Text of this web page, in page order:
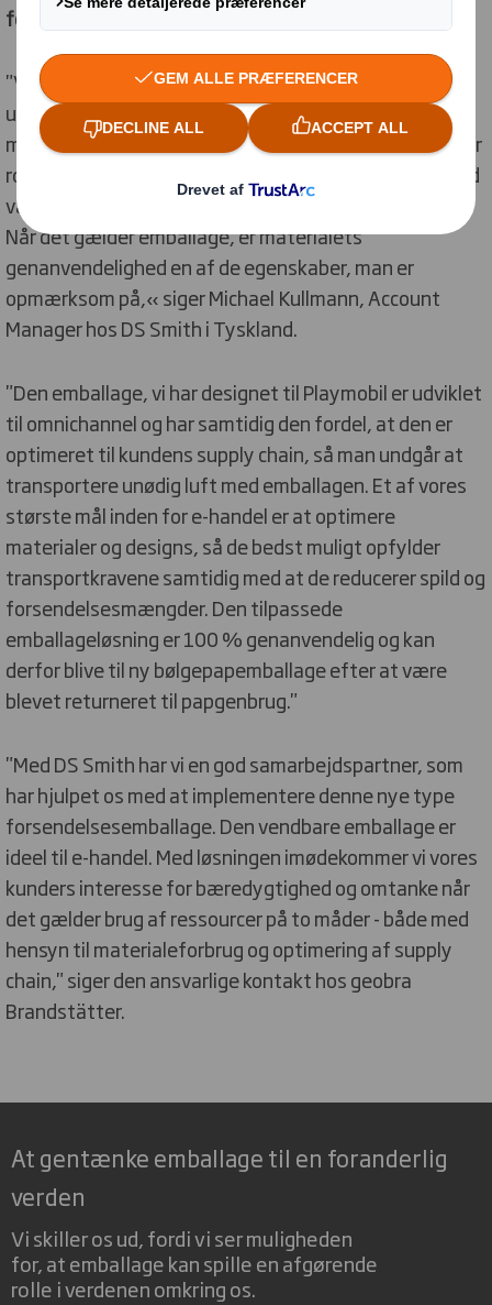
forbrug af råvarer og supply chain
"Vi arbejder tæt sammen med vores kunder om at
udvikle nye og bedre måder til at gøre deres emballage
mere bæredygtig. Emnet bæredygtighed spiller en stor
rolle i e-handel, da forbrugerne også her i stigende grad
vægter ansvarlig og ressourcebesparende emballage.
Når det gælder emballage, er materialets
genanvendelighed en af ​​de egenskaber, man er
opmærksom på,« siger Michael Kullmann, Account
Manager hos DS Smith i Tyskland.
"Den emballage, vi har designet til Playmobil er udviklet
til omnichannel og har samtidig den fordel, at den er
optimeret til kundens supply chain, så man undgår at
transportere unødig luft med emballagen. Et af vores
største mål inden for e-handel er at optimere
materialer og designs, så de bedst muligt opfylder
transportkravene samtidig med at de reducerer spild og
forsendelsesmængder. Den tilpassede
emballageløsning er 100 % genanvendelig og kan
derfor blive til ny bølgepapemballage efter at være
blevet returneret til papgenbrug."
"Med DS Smith har vi en god samarbejdspartner, som
har hjulpet os med at implementere denne nye type
forsendelsesemballage. Den vendbare emballage er
ideel til e-handel. Med løsningen imødekommer vi vores
kunders interesse for bæredygtighed og omtanke når
det gælder brug af ressourcer på to måder - både med
hensyn til materialeforbrug og optimering af supply
chain," siger den ansvarlige kontakt hos geobra
Brandstätter.
At gentænke emballage til en foranderlig
verden
Vi skiller os ud, fordi vi ser muligheden
for, at emballage kan spille en afgørende
rolle i verdenen omkring os.